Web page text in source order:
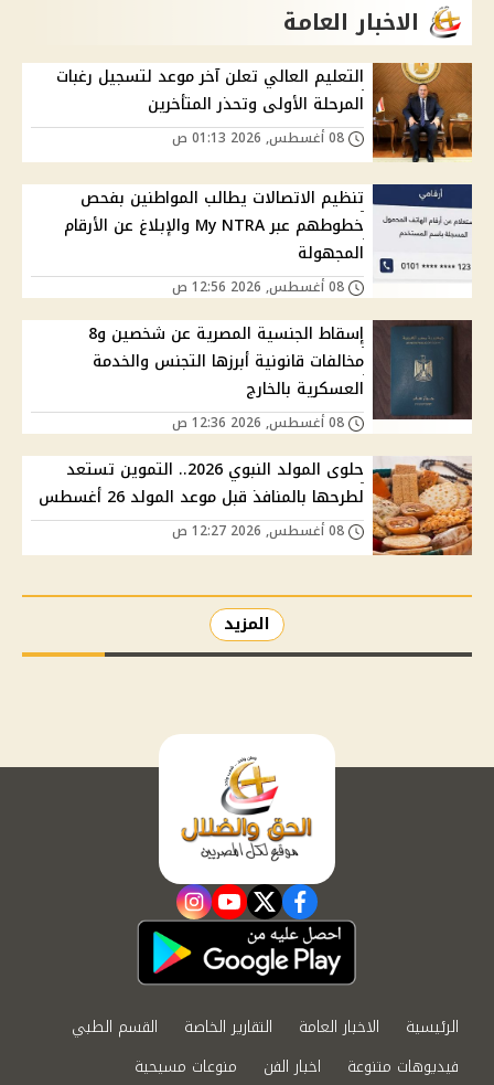
الاخبار العامة
التعليم العالي تعلن آخر موعد لتسجيل رغبات
المرحلة الأولى وتحذر المتأخرين
تنظيم الاتصالات يطالب المواطنين بفحص
خطوطهم عبر My NTRA والإبلاغ عن الأرقام
المجهولة
إسقاط الجنسية المصرية عن شخصين و8
مخالفات قانونية أبرزها التجنس والخدمة
العسكرية بالخارج
حلوى المولد النبوي 2026.. التموين تستعد
لطرحها بالمنافذ قبل موعد المولد 26 أغسطس
المزيد
facebook
twitter
youtube
instagram
الرئيسية الاخبار العامة التقارير الخاصة
القسم الطبي
فيديوهات متنوعة
اخبار الفن منوعات مسيحية